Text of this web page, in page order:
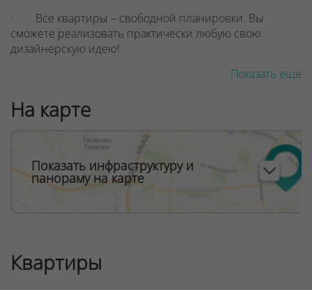
· Все квартиры – свободной планировки. Вы
сможете реализовать практически любую свою
дизайнерскую идею!
· В доме – 3 бесшумных и скоростных лифта
грузоподъемностью 1000 и 450 кг. В том числе и
панорамный!
Большие окна от потолка до пола, остекленные
лоджии и балконы. Солнца и света в квартирах будет
много! Кстати, для безопасности и удобства жильцов
нижняя часть окна высотой 1,1 метра от пола будет
глухой с заполнением триплексом. Ограждения
· Просторные, светлые, с потолками высотой 3,6
Показать еще
На карте
Показать инфраструктуру и
панораму на карте
Квартиры